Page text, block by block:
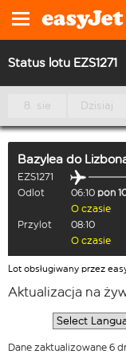
Status lotu EZS1271
8. sie Dzisiaj
Bazylea do
EZS1271
Odlot
06:10 pon
O czasie
Przylot
08:10
O czasie
Lot obsługiwany przez
Aktualizacja na
Dane zaktualizowane 6